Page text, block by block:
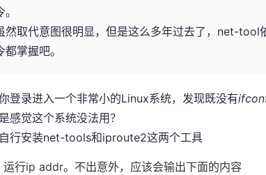
然取代意图很明显，但是这么多年过去了，net-tool
都掌握吧。
登录进入一个非常小的Linux系统，发现既没有
感觉这个系统没法用？
行安装net-tools和iproute2这两个工具
运行ip addr。不出意外，应该会输出下面的内容